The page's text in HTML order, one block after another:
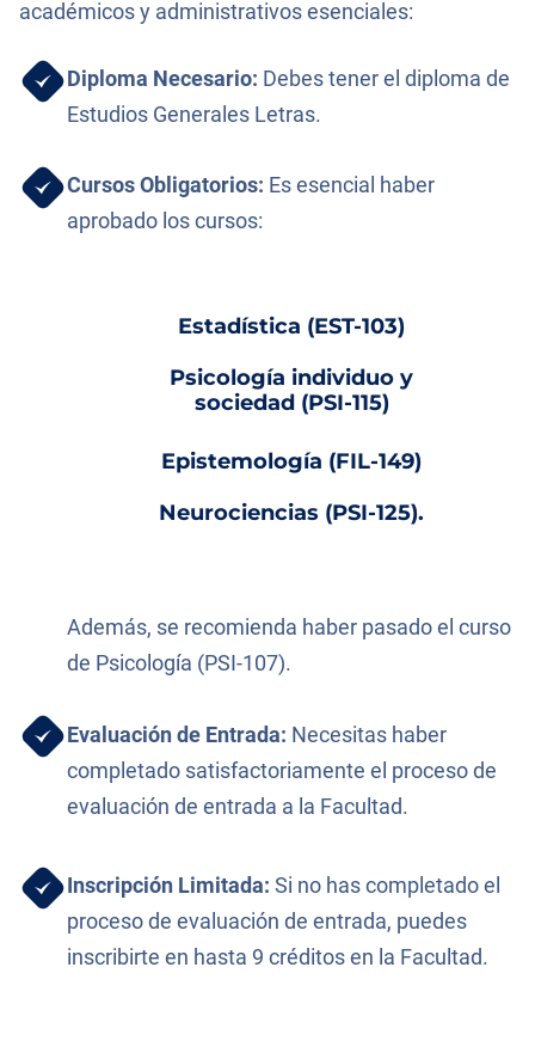
académicos y administrativos esenciales:
Diploma Necesario: Debes tener el diploma de
Estudios Generales Letras.
Cursos Obligatorios: Es esencial haber
aprobado los cursos:
Estadística (EST-103)
Psicología individuo y
sociedad (PSI-115)
Epistemología (FIL-149)
Neurociencias (PSI-125).
Además, se recomienda haber pasado el curso
de Psicología (PSI-107).
Evaluación de Entrada: Necesitas haber
completado satisfactoriamente el proceso de
evaluación de entrada a la Facultad.
Inscripción Limitada: Si no has completado el
proceso de evaluación de entrada, puedes
inscribirte en hasta 9 créditos en la Facultad.